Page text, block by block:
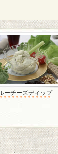
ーチーズディップ